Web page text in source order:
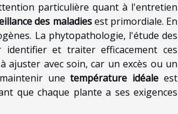
particulière quant à l'entretien
des maladiesest primordiale. En
La phytopathologie, l'étude des
et traiter efficacement ces
avec soin, car un excès ou un
unetempérature idéale est
que chaque plante a ses exigences